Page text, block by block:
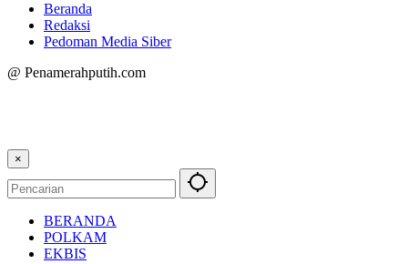
Beranda
Redaksi
Pedoman Media Siber
@ Penamerahputih.com
×
BERANDA
POLKAM
EKBIS